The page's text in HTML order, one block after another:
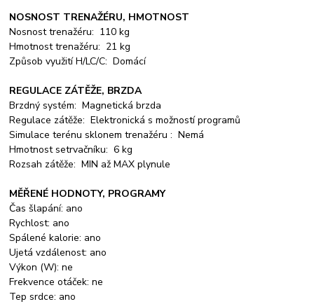
NOSNOST TRENAŽÉRU, HMOTNOST
Nosnost trenažéru: 110 kg
Hmotnost trenažéru: 21 kg
Způsob využití H/LC/C: Domácí
REGULACE ZÁTĚŽE, BRZDA
Brzdný systém: Magnetická brzda
Regulace zátěže: Elektronická s možností programů
Simulace terénu sklonem trenažéru : Nemá
Hmotnost setrvačníku: 6 kg
Rozsah zátěže: MIN až MAX plynule
MĚŘENÉ HODNOTY, PROGRAMY
Čas šlapání: ano
Rychlost: ano
Spálené kalorie: ano
Ujetá vzdálenost: ano
Výkon (W): ne
Frekvence otáček: ne
Tep srdce: ano